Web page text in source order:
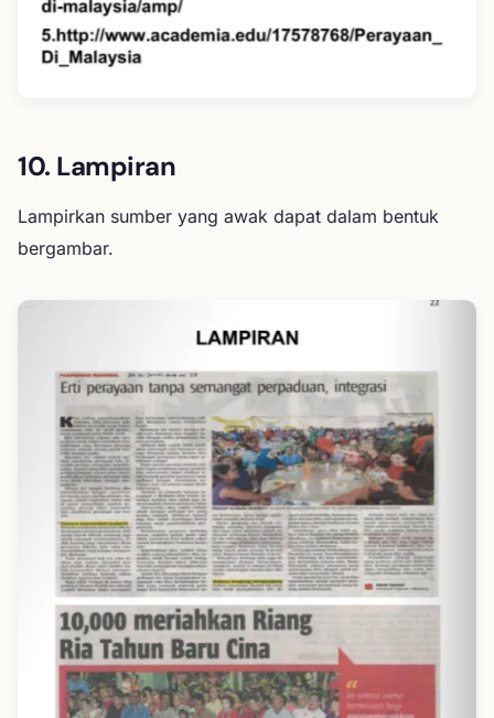
10. Lampiran
Lampirkan sumber yang awak dapat dalam bentuk
bergambar.